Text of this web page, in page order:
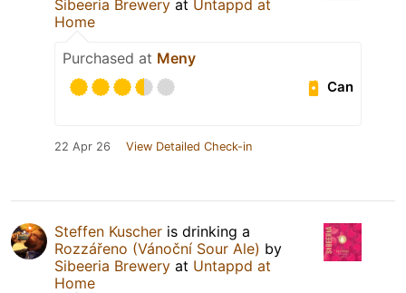
Sibeeria Brewery at Untappd at
Home
Purchased at Meny
Can
22 Apr 26 View Detailed Check-in
Steffen Kuscher is drinking a
Rozzářeno (Vánoční Sour Ale) by
Sibeeria Brewery at Untappd at
Home